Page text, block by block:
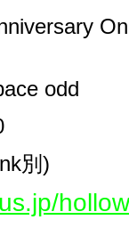
odd
別)